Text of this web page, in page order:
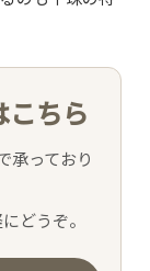
こちら
承っており
どうぞ。